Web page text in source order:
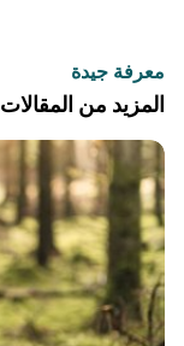
معرفة جيدة
المزيد من المقالات